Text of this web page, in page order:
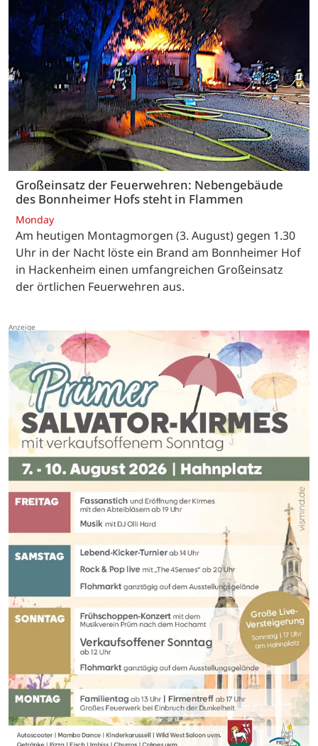
Großeinsatz der Feuerwehren: Nebengebäude
des Bonnheimer Hofs steht in Flammen
Monday
Am heutigen Montagmorgen (3. August) gegen 1.30
Uhr in der Nacht löste ein Brand am Bonnheimer Hof
in Hackenheim einen umfangreichen Großeinsatz
der örtlichen Feuerwehren aus.